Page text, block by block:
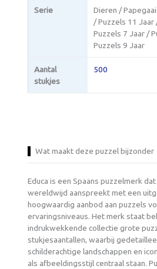
Serie
Dieren /
/ Puzzels 11
Puzzels 7 Jaar /
Puzzels 9 Jaar
Aantal
stukjes
500
Wat maakt deze puzzel bijzonder
Educa is een Spaans puzzelmerk
wereldwijd aanspreekt met een
hoogwaardig aanbod aan puzzels
ervaringsniveaus. Het merk staat
indrukwekkende collectie grote
stukjesaantallen, waarbij
schilderachtige landschappen en
als afbeeldingsstijl centraal staan.